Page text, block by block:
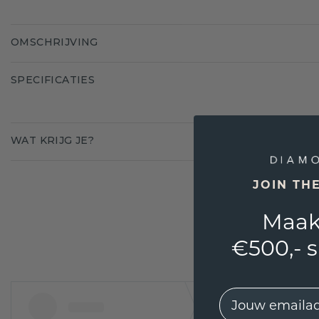
OMSCHRIJVING
SPECIFICATIES
WAT KRIJG JE?
JOIN
€500,-
EMail